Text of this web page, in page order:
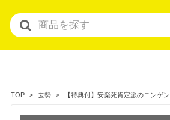
TOP 去勢 【特典付】安楽死肯定派のニンゲン